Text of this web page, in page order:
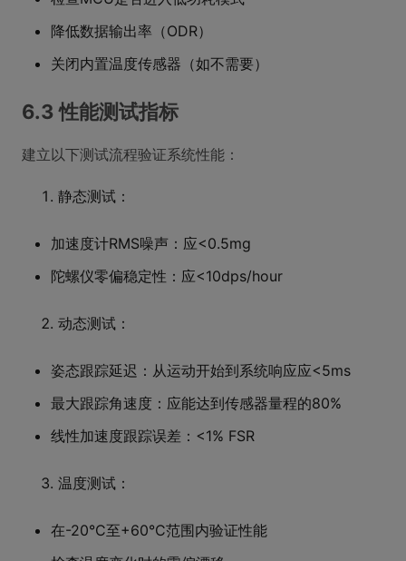
降低数据输出率（ODR）
关闭内置温度传感器（如不需要）
6.3 性能测试指标
建立以下测试流程验证系统性能：
静态测试：
加速度计RMS噪声：应<0.5mg
陀螺仪零偏稳定性：应<10dps/hour
动态测试：
姿态跟踪延迟：从运动开始到系统响应应<5ms
最大跟踪角速度：应能达到传感器量程的80%
线性加速度跟踪误差：<1% FSR
温度测试：
在-20°C至+60°C范围内验证性能